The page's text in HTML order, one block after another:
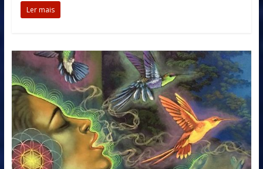
Ler mais